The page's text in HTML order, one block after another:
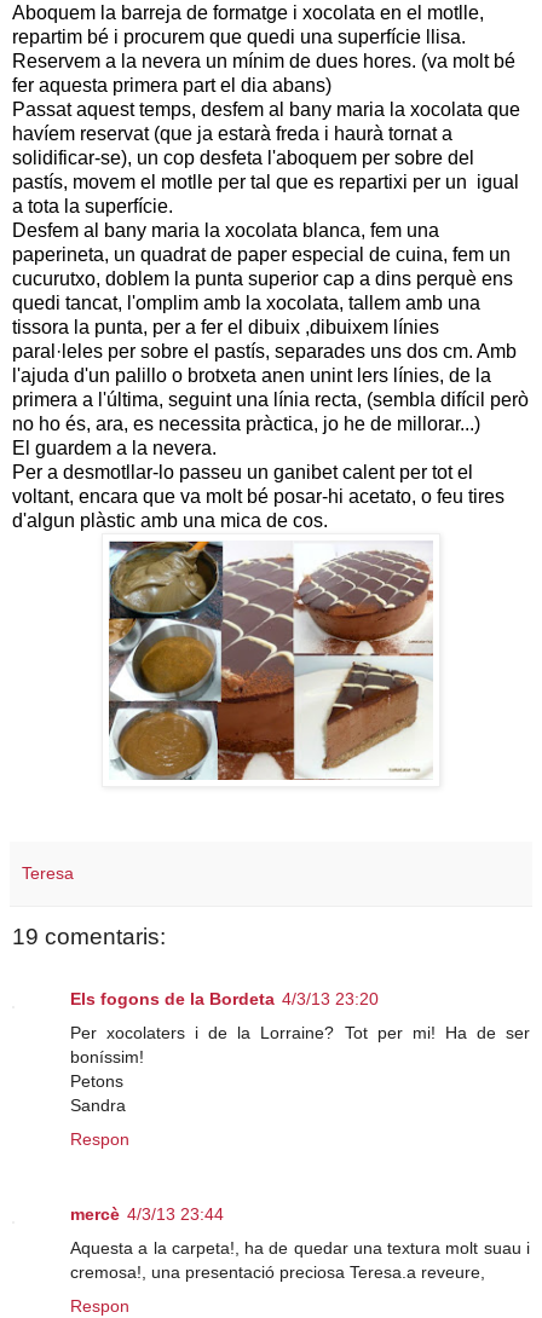
Aboquem la barreja de formatge i xocolata en el motlle,
repartim bé i procurem que quedi una superfície llisa.
Reservem a la nevera un mínim de dues hores. (va molt bé
fer aquesta primera part el dia abans)
Passat aquest temps, desfem al bany maria la xocolata que
havíem reservat (que ja estarà freda i haurà tornat a
solidificar-se), un cop desfeta l'aboquem per sobre del
pastís, movem el motlle per tal que es repartixi per un igual
a tota la superfície.
Desfem al bany maria la xocolata blanca, fem una
paperineta, un quadrat de paper especial de cuina, fem un
cucurutxo, doblem la punta superior cap a dins perquè ens
quedi tancat, l'omplim amb la xocolata, tallem amb una
tissora la punta, per a fer el dibuix ,dibuixem línies
paral·leles per sobre el pastís, separades uns dos cm. Amb
l'ajuda d'un palillo o brotxeta anen unint lers línies, de la
primera a l'última, seguint una línia recta, (sembla difícil però
no ho és, ara, es necessita pràctica, jo he de millorar...)
El guardem a la nevera.
Per a desmotllar-lo passeu un ganibet calent per tot el
voltant, encara que va molt bé posar-hi acetato, o feu tires
d'algun plàstic amb una mica de cos.
Teresa
19 comentaris:
Els fogons de la Bordeta 4/3/13 23:20
Per xocolaters i de la Lorraine? Tot per mi! Ha de ser
boníssim!
Petons
Sandra
Respon
mercè 4/3/13 23:44
Aquesta a la carpeta!, ha de quedar una textura molt suau i
cremosa!, una presentació preciosa Teresa.a reveure,
Respon